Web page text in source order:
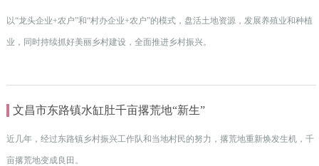
以“龙头企业+农户”和“村办企业+农户”的模式，盘活土地资源，发展养殖业和种植
业，同时持续抓好美丽乡村建设，全面推进乡村振兴。
文昌市东路镇水缸肚千亩撂荒地“新生”
近几年，经过东路镇乡村振兴工作队和当地村民的努力，撂荒地重新焕发生机，千
亩撂荒地变成良田。